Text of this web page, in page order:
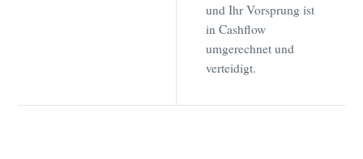
und Ihr Vorsprung ist
in Cashflow
umgerechnet und
verteidigt.